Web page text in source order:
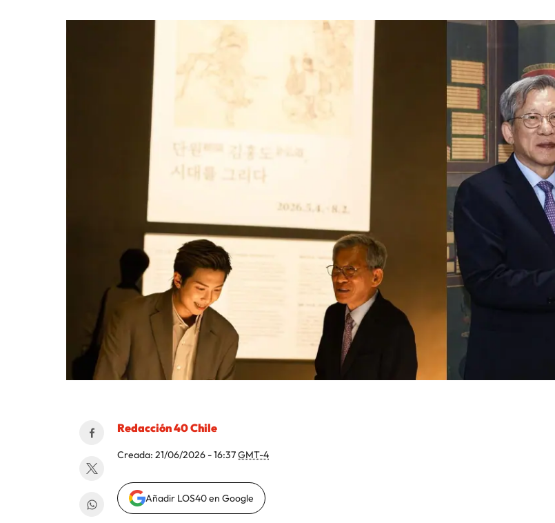
Redacción 40 Chile
Creada: 21/06/2026 - 16:37GMT-4
Añadir LOS40 en Google